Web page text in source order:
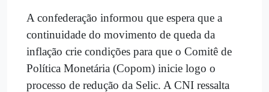
A confederação informou que espera que a
continuidade do movimento de queda da
inflação crie condições para que o Comitê de
Política Monetária (Copom) inicie logo o
processo de redução da Selic. A CNI ressalta